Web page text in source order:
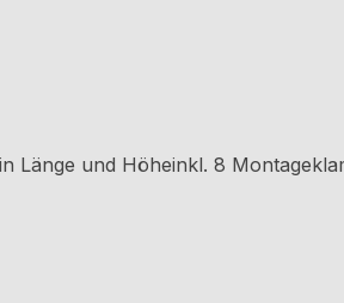
Länge und Höheinkl. 8